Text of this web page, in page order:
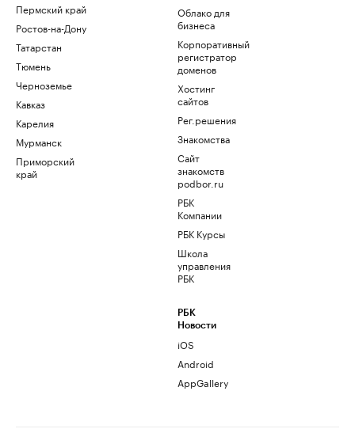
Пермский край
Ростов-на-Дону
Татарстан
Тюмень
Черноземье
Кавказ
Карелия
Мурманск
Приморский
край
Облако для
бизнеса
Корпоративный
регистратор
доменов
Хостинг
сайтов
Рег.решения
Знакомства
Сайт
знакомств
podbor.ru
РБК
Компании
РБК Курсы
Школа
управления
РБК
РБК
Новости
iOS
Android
AppGallery